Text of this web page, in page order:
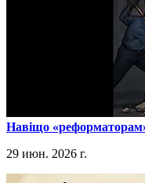
​Навіщо
29 июн. 2026 г.